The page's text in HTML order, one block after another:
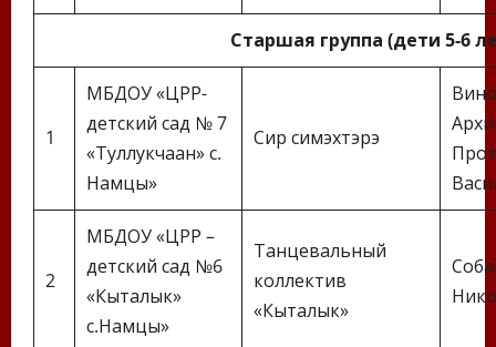
Старшая группа (дети 5-6
1
МБДОУ «ЦРР-
детский сад № 7
«Туллукчаан» с.
Намцы»
Сир симэхтэрэ
2
МБДОУ «ЦРР –
детский сад №6
«Кыталык»
с.Намцы»
Танцевальный
коллектив
«Кыталык»